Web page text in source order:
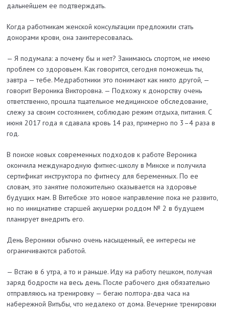
дальнейшем ее подтверждать.
Когда работникам женской консультации предложили стать
донорами крови, она заинтересовалась.
— Я подумала: а почему бы и нет? Занимаюсь спортом, не имею
проблем со здоровьем. Как говорится, сегодня поможешь ты,
завтра — тебе. Медработники это понимают как никто другой, —
говорит Вероника Викторовна. — Подхожу к донорству очень
ответственно, прошла тщательное медицинское обследование,
слежу за своим состоянием, соблюдаю режим отдыха, питания. С
июня 2017 года я сдавала кровь 14 раз, примерно по 3–4 раза в
год.
В поиске новых современных подходов к работе Вероника
окончила международную фитнес-школу в Минске и получила
сертификат инструктора по фитнесу для беременных. По ее
словам, это занятие положительно сказывается на здоровье
будущих мам. В Витебске это новое направление пока не развито,
но по инициативе старшей акушерки роддом № 2 в будущем
планирует внед­рить его.
День Вероники обычно очень насыщенный, ее интересы не
ограничиваются работой.
— Встаю в 6 утра, а то и раньше. Иду на работу пешком, получая
заряд бодрости на весь день. После рабочего дня обязательно
отправляюсь на тренировку — бегаю полтора-два часа на
набережной Витьбы, что недалеко от дома. Вечерние тренировки